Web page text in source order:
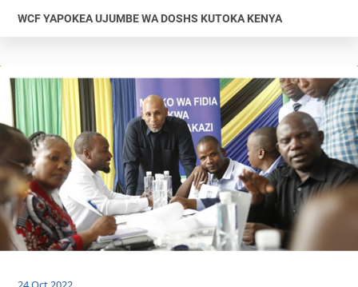
WCF YAPOKEA UJUMBE WA DOSHS KUTOKA KENYA